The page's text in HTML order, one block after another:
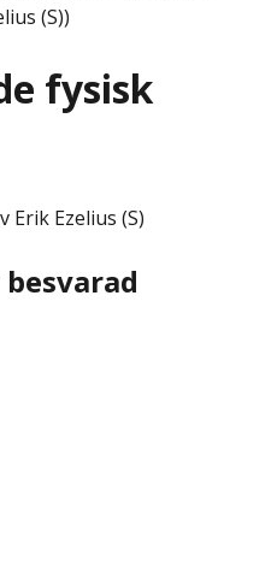
(S))
fysisk
Erik Ezelius (S)